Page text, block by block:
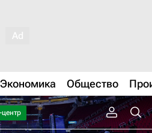
Экономика Общество